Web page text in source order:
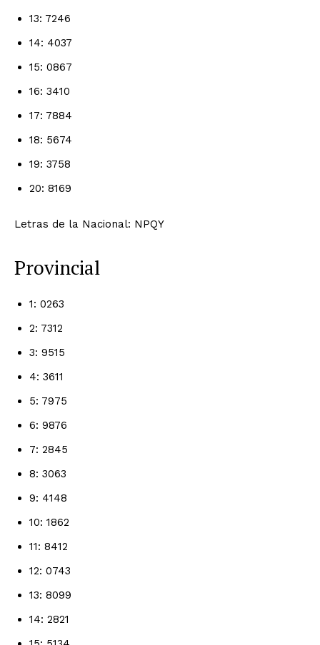
13: 7246
14: 4037
15: 0867
16: 3410
17: 7884
18: 5674
19: 3758
20: 8169
Letras de la Nacional: NPQY
Provincial
1: 0263
2: 7312
3: 9515
4: 3611
5: 7975
6: 9876
7: 2845
8: 3063
9: 4148
10: 1862
11: 8412
12: 0743
13: 8099
14: 2821